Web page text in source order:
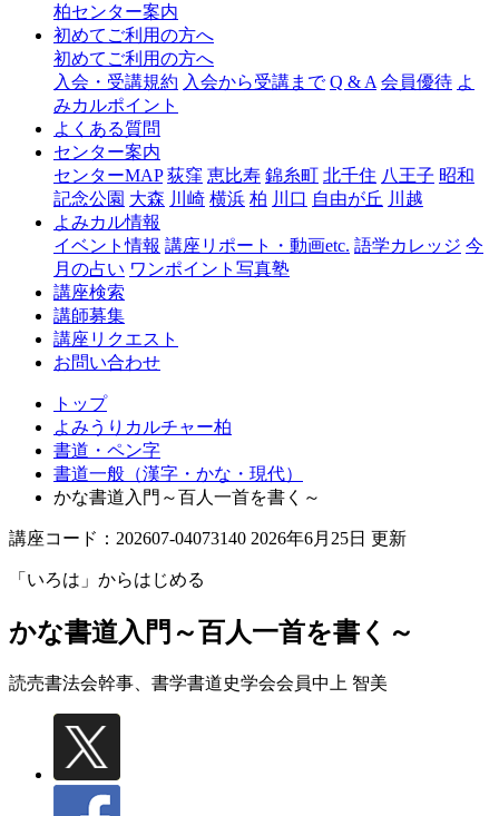
ャ
柏センター案内
初めてご利用の方へ
初めてご利用の方へ
入会・受講規約 入会から受講まで Q & A 会員優待 よ
みカルポイント
よくある質問
センター案内
センターMAP 荻窪 恵比寿 錦糸町 北千住 八王子 昭和
記念公園 大森 川崎 横浜 柏 川口 自由が丘 川越
よみカル情報
イベント情報 講座リポート・動画etc. 語学カレッジ 今
月の占い ワンポイント写真塾
講座検索
講師募集
講座リクエスト
お問い合わせ
トップ
よみうりカルチャー柏
書道・ペン字
書道一般（漢字・かな・現代）
かな書道入門～百人一首を書く～
講座コード：202607-04073140 2026年6月25日 更新
「いろは」からはじめる
かな書道入門～百人一首を書く～
読売書法会幹事、書学書道史学会会員中上 智美